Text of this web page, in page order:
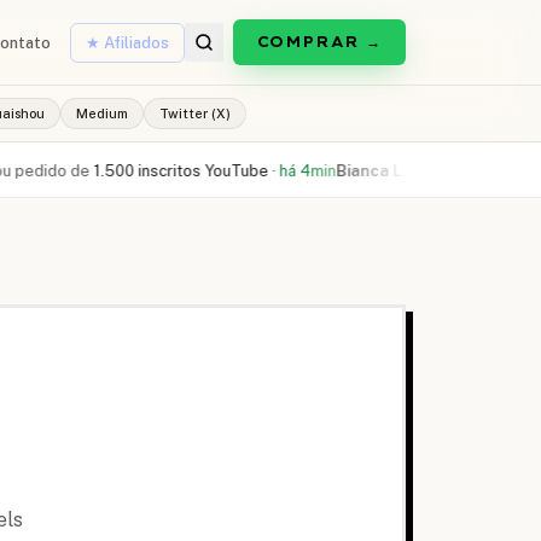
★ Afiliados COMPRAR →
Medium Twitter (X)
1.500 inscritos YouTube ·há 4minBianca L. comprou